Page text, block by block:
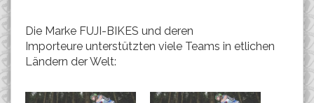
Die Marke FUJI-BIKES und deren
Importeure unterstützten viele Teams in etlichen
Ländern der Welt: